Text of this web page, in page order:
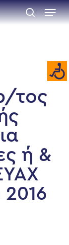
search
Menu
τος
ή &
2016